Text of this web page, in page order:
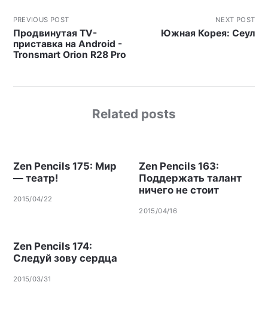
PREVIOUS POST
Продвинутая TV-
приставка на Android -
Tronsmart Orion R28 Pro
NEXT POST
Южная Корея: Сеул
Related posts
Zen Pencils 175: Мир
— театр!
2015/04/22
Zen Pencils 163:
Поддержать талант
ничего не стоит
2015/04/16
Zen Pencils 174:
Следуй зову сердца
2015/03/31